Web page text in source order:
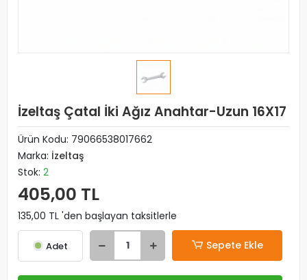
İzeltaş Çatal İki Ağız Anahtar-Uzun 16X17
Ürün Kodu: 79066538017662
Marka: İzeltaş
Stok: 2
405,00 TL
135,00 TL 'den başlayan taksitlerle
Adet Sepete Ekle